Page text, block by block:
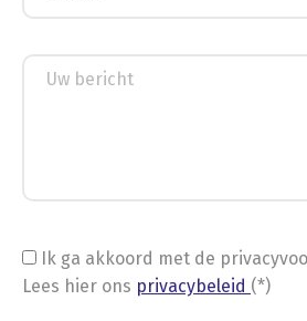
Ik ga akkoord met de
Lees hier ons privacybeleid (*)